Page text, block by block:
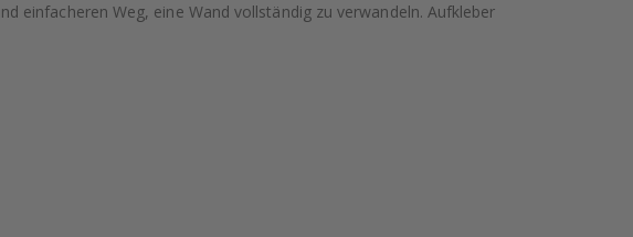
einfacheren Weg, eine Wand vollständig zu verwandeln. Aufkleber